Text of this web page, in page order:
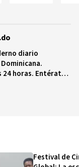
diario
24 horas. Entérate
importantes a
videos y fotos
Festival de